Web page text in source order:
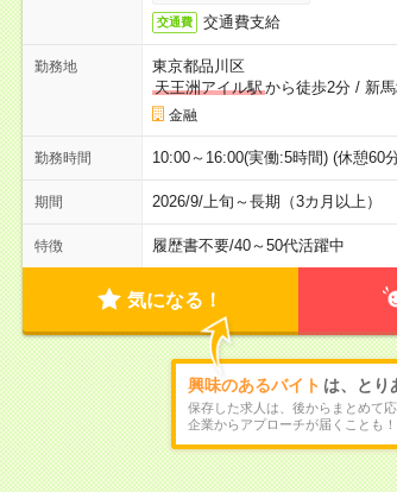
交通費 交通費支給
勤務地
東京都品川区
天王洲アイル駅から徒歩2分/ 新
金融
勤務時間 10:00～16:00(実働:5時間) (休憩60
期間 2026/9/上旬～長期（3カ月以上）
特徴 履歴書不要/40～50代活躍中
気になる！
興味のあるバイト は、とり
保存した求人は、後からまとめて応
企業からアプローチが届くことも！